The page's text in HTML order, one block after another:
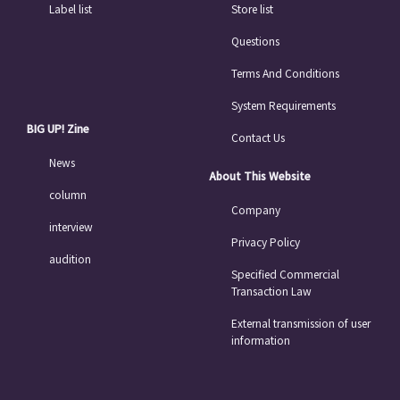
Label list
BIG UP! Zine
News
column
interview
audition
Store list
Questions
Terms And Conditions
System Requirements
Contact Us
About This Website
Company
Privacy Policy
Specified Commercial
Transaction Law
External transmission of user
information